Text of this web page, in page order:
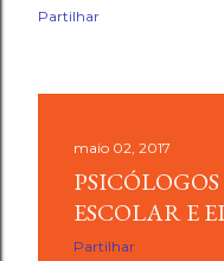
Partilhar
maio 02, 2017
ESCOLAR E
Partilhar